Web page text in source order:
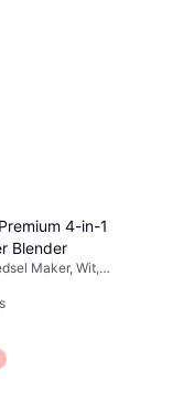
4-in-1
Blender
Maker, Wit,
Plastic